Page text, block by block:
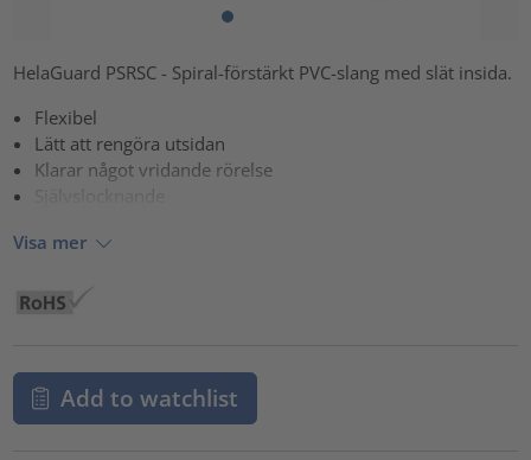
HelaGuard PSRSC - Spiral-förstärkt PVC-slang med slät insida.
Flexibel
Lätt att rengöra utsidan
Klarar något vridande rörelse
Visa mer
Add to watchlist